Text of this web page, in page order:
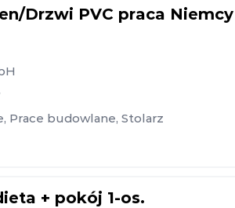
Drzwi PVC praca Niemcy
, Prace budowlane, Stolarz
+ pokój 1-os.